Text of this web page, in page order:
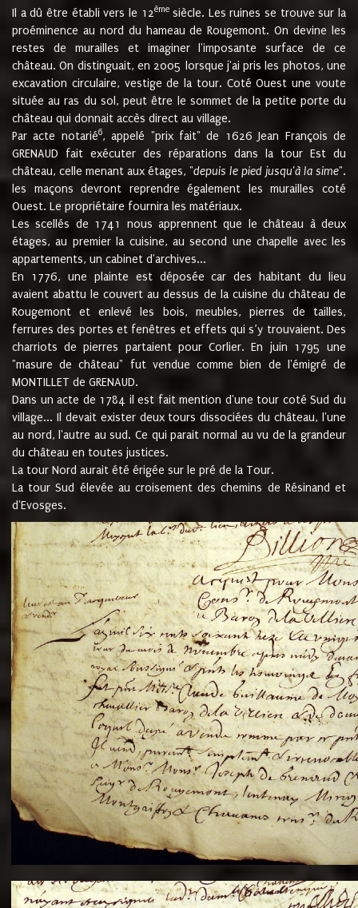
Il a dû être établi vers le 12èmesiècle. Les ruines se trouve sur la
proéminence au nord du hameau de Rougemont. On devine les
restes de murailles et imaginer l'imposante surface de ce
château. On distinguait, en 2005 lorsque j'ai pris les photos, une
excavation circulaire, vestige de la tour. Coté Ouest une voute
située au ras du sol, peut être le sommet de la petite porte du
château qui donnait accès direct au village.
Par acte notarié6, appelé "prix fait" de 1626 Jean François de
GRENAUD fait exécuter des réparations dans la tour Est du
château, celle menant aux étages, "depuis le pied jusqu'à la sime".
les maçons devront reprendre également les murailles coté
Ouest. Le propriétaire fournira les matériaux.
Les scellés de 1741 nous apprennent que le château à deux
étages, au premier la cuisine, au second une chapelle avec les
appartements, un cabinet d'archives...
En 1776, une plainte est déposée car des habitant du lieu
avaient abattu le couvert au dessus de la cuisine du château de
Rougemont et enlevé les bois, meubles, pierres de tailles,
ferrures des portes et fenêtres et effets qui s’y trouvaient. Des
charriots de pierres partaient pour Corlier. En juin 1795 une
"masure de château" fut vendue comme bien de l'émigré de
MONTILLET de GRENAUD.
Dans un acte de 1784 il est fait mention d'une tour coté Sud du
village... Il devait exister deux tours dissociées du château, l'une
au nord, l'autre au sud. Ce qui parait normal au vu de la grandeur
du château en toutes justices.
La tour Nord aurait été érigée sur le pré de la Tour.
La tour Sud élevée au croisement des chemins de Résinand et
d'Evosges.